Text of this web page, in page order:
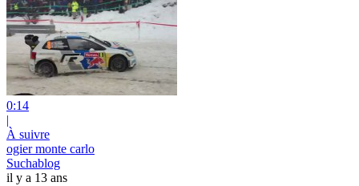
0:14
|
À suivre
ogier monte carlo
Suchablog
il y a 13 ans